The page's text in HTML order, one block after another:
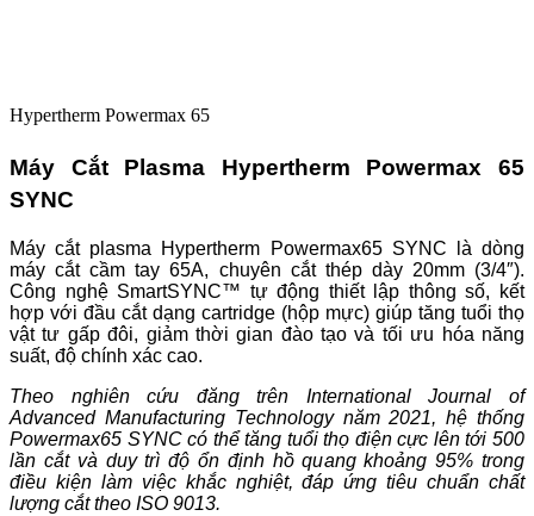
Hypertherm Powermax 65
Máy Cắt Plasma Hypertherm Powermax 65
SYNC
Máy cắt plasma Hypertherm Powermax65 SYNC là dòng
máy cắt cầm tay 65A, chuyên cắt thép dày 20mm (3/4″).
Công nghệ SmartSYNC™ tự động thiết lập thông số, kết
hợp với đầu cắt dạng cartridge (hộp mực) giúp tăng tuổi thọ
vật tư gấp đôi, giảm thời gian đào tạo và tối ưu hóa năng
suất, độ chính xác cao.
Theo nghiên cứu đăng trên International Journal of
Advanced Manufacturing Technology năm 2021, hệ thống
Powermax65 SYNC có thể tăng tuổi thọ điện cực lên tới 500
lần cắt và duy trì độ ổn định hồ quang khoảng 95% trong
điều kiện làm việc khắc nghiệt, đáp ứng tiêu chuẩn chất
lượng cắt theo ISO 9013.